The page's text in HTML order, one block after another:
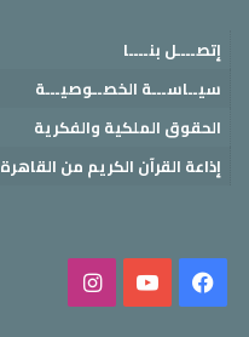
إتصــــل بنــــا
سيــاســـة الخصــوصيـــة
الحقوق الملكية والفكرية
إذاعة القرآن الكريم من القاهرة
فيسبوك ‫YouTube